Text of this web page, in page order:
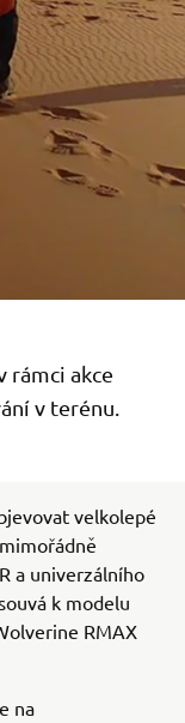
rámci akce
v terénu.
velkolepé
a univerzálního
k modelu
RMAX
na